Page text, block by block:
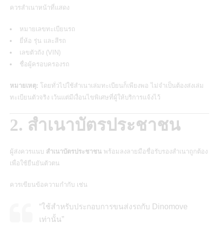
ควรสำเนาหน้าที่แสดง
หมายเลขทะเบียนรถ
ยี่ห้อ รุ่น และสีรถ
เลขตัวถัง (VIN)
ชื่อผู้ครอบครองรถ
หมายเหตุ: โดยทั่วไปใช้สำเนาเล่มทะเบียนก็เพียงพอ ไม่จำเป็นต้องส่งเล่ม
ทะเบียนตัวจริง เว้นแต่มีเงื่อนไขพิเศษที่ผู้ให้บริการแจ้งไว้
2. สำเนาบัตรประชาชน
ผู้ส่งควรแนบ สำเนาบัตรประชาชน พร้อมลงลายมือชื่อรับรองสำเนาถูกต้อง
เพื่อใช้ยืนยันตัวตน
ควรเขียนข้อความกำกับ เช่น
“ใช้สำหรับประกอบการขนส่งรถกับ Dinomove
เท่านั้น”